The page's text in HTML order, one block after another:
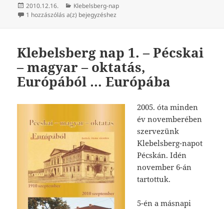
Közzétéve
2010.12.16. Kategória
Klebelsberg-nap
1 hozzászólás a(z) Klebelsberg-nap 2.
bejegyzéshez
Klebelsberg nap 1. – Pécskai
– magyar – oktatás,
Európából … Európába
2005. óta minden
év novemberében
szervezünk
Klebelsberg-napot
Pécskán. Idén
november 6-án
tartottuk.
5-én a másnapi